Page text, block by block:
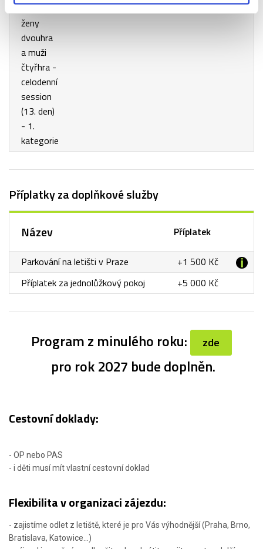
finále
ženy
dvouhra
a muži
čtyřhra -
celodenní
session
(13. den)
- 1.
kategorie
Příplatky za doplňkové služby
Název Příplatek
Parkování na letišti v Praze
+1 500 Kč
Příplatek za jednolůžkový pokoj
+5 000 Kč
Program z minulého roku: zde
pro rok 2027 bude doplněn.
Cestovní doklady:
- OP nebo PAS
- i děti musí mít vlastní cestovní doklad
Flexibilita v organizaci zájezdu:
- zajistíme odlet z letiště, které je pro Vás výhodnější (Praha, Brno,
Bratislava, Katowice...)